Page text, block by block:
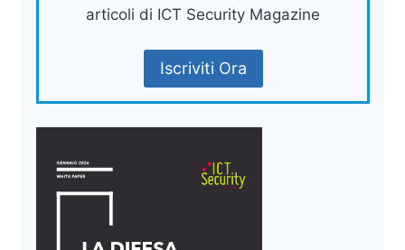
articoli di ICT Security Magazine
Iscriviti Ora